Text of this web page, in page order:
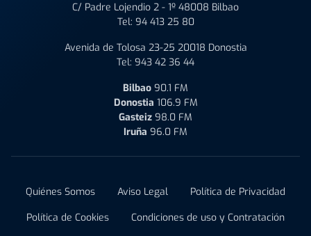
C/ Padre Lojendio 2 - 1º 48008 Bilbao
Tel: 94 413 25 80
Avenida de Tolosa 23-25 20018 Donostia
Tel: 943 42 36 44
Bilbao 90.1 FM
Donostia 106.9 FM
Gasteiz 98.0 FM
Iruña 96.0 FM
Quiénes Somos Aviso Legal
Política de Privacidad
Política de Cookies
Condiciones de uso y Contratación